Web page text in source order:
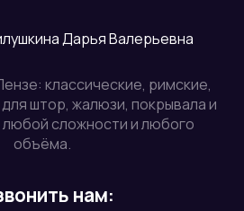
Дарья Валерьевна
классические, римские,
штор, жалюзи, покрывала и
сложности и любого
объёма.
нам: